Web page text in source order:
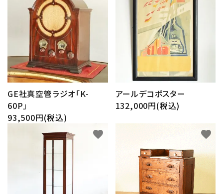
GE社真空管ラジオ「K-
60P」
93,500円(税込)
アールデコポスター
132,000円(税込)
favorite favorite